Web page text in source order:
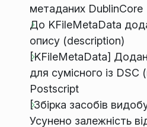
метаданих DublinCore
До KFileMetaData
опису (description)
[KFileMetaData]
для сумісного із
Postscript
[Збірка засобів
Усунено залежність